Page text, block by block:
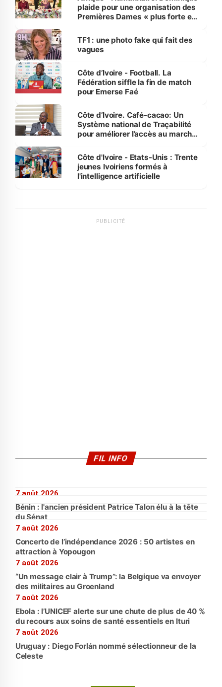
plaide pour une organisation des
Premières Dames « plus forte et
sur la scène internationale »
TF1 : une photo fake qui fait des
vagues
Côte d’Ivoire - Football. La
Fédération siffle la fin de match
pour Emerse Faé
Côte d’Ivoire. Café-cacao: Un
Système national de Traçabilité
pour améliorer l’accès au marché
Côte d'Ivoire - Etats-Unis : Trente
jeunes Ivoiriens formés à
l'intelligence artificielle
PUBLICITÉ
FIL INFO
7 août 2026
Bénin : l'ancien président Patrice Talon élu à la tête
du Sénat
7 août 2026
Concerto de l’indépendance 2026 : 50 artistes en
attraction à Yopougon
7 août 2026
“Un message clair à Trump”: la Belgique va envoyer
des militaires au Groenland
7 août 2026
Ebola : l’UNICEF alerte sur une chute de plus de 40 %
du recours aux soins de santé essentiels en Ituri
7 août 2026
Uruguay : Diego Forlán nommé sélectionneur de la
Celeste